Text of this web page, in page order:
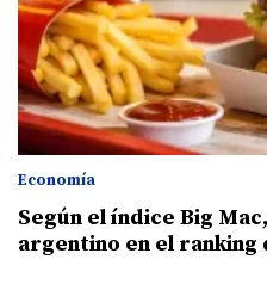
Economía
Según el índice Big
argentino en el ranking